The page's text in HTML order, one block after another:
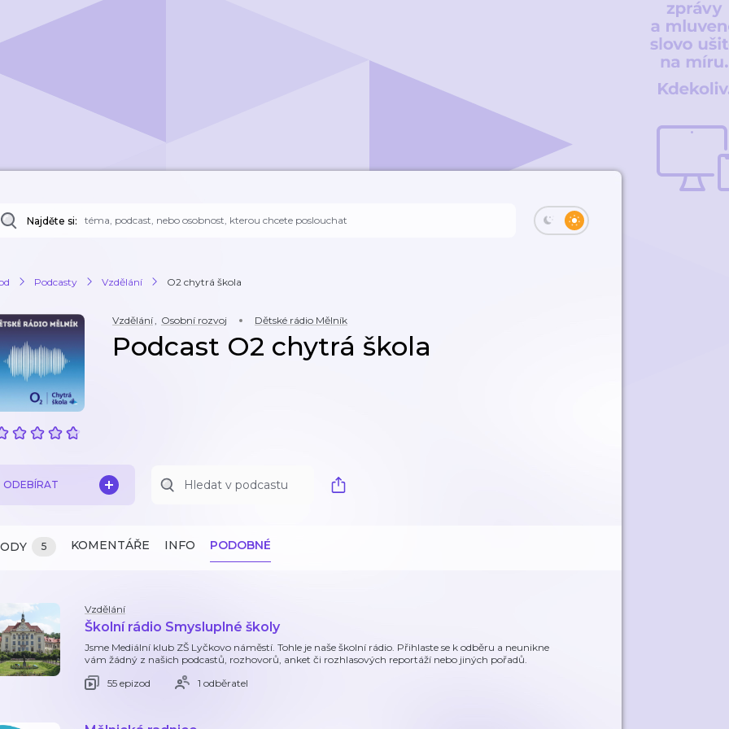
Najděte si:
Podcasty Vzdělání O2 chytrá škola
Vzdělání, Osobní rozvoj Dětské rádio Mělník
Podcast O2 chytrá škola
ODEBÍRAT
5 KOMENTÁŘE INFO PODOBNÉ
Vzdělání
Školní rádio Smysluplné školy
Jsme Mediální klub ZŠ Lyčkovo náměstí. Tohle je naše školní rádio. Přihlaste se k odběru a neunikne
vám žádný z našich podcastů, rozhovorů, anket či rozhlasových reportáží nebo jiných pořadů.
55 epizod
1 odběratel